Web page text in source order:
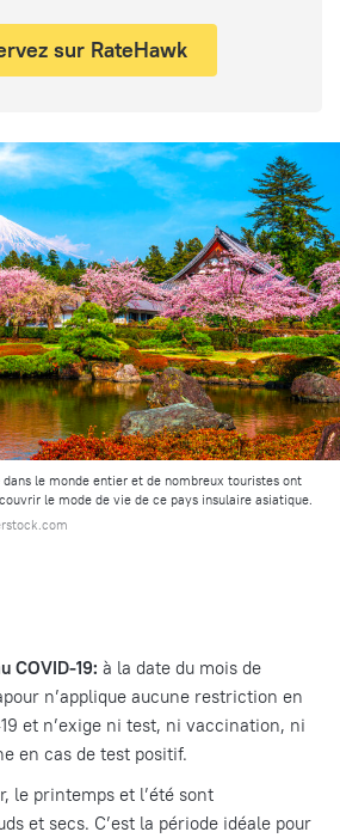
sur RateHawk
le monde entier et de nombreux touristes ont
le mode de vie de ce pays insulaire asiatique.
COVID-19: à la date du mois de
n’applique aucune restriction en
et n’exige ni test, ni vaccination, ni
en cas de test positif.
le printemps et l’été sont
et secs. C’est la période idéale pour